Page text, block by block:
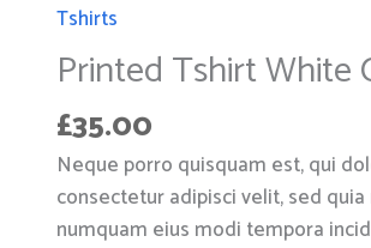
Tshirts
Printed Tshirt White
£35.00
Neque porro quisquam est, qui
consectetur adipisci velit, sed
numquam eius modi tempora
Printed
Tshirt
White
Color
數
量